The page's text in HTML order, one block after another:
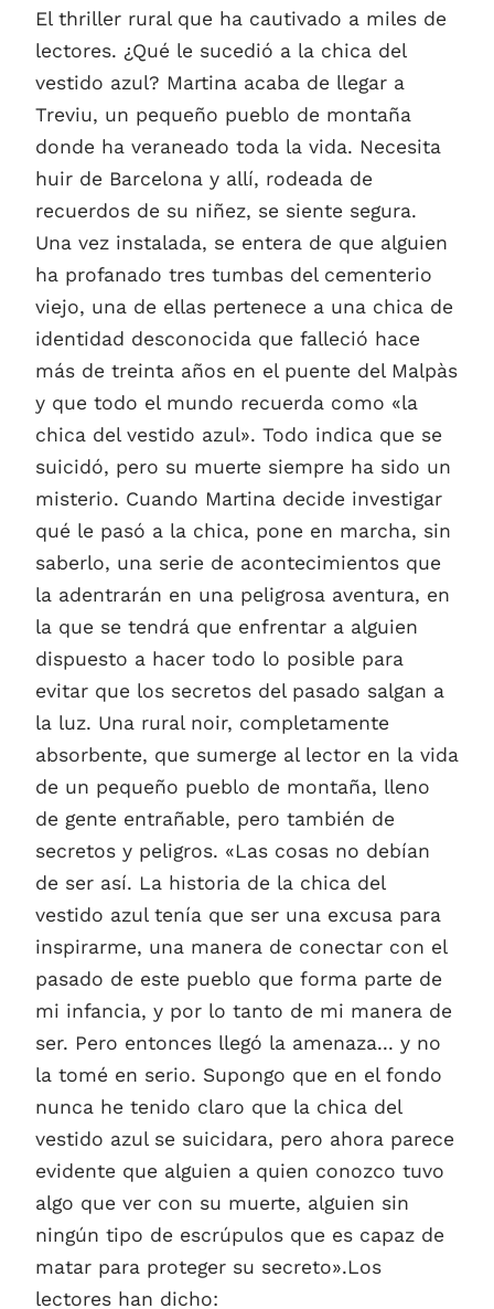
El thriller rural que ha cautivado a miles de
lectores. ¿Qué le sucedió a la chica del
vestido azul? Martina acaba de llegar a
Treviu, un pequeño pueblo de montaña
donde ha veraneado toda la vida. Necesita
huir de Barcelona y allí, rodeada de
recuerdos de su niñez, se siente segura.
Una vez instalada, se entera de que alguien
ha profanado tres tumbas del cementerio
viejo, una de ellas pertenece a una chica de
identidad desconocida que falleció hace
más de treinta años en el puente del Malpàs
y que todo el mundo recuerda como «la
chica del vestido azul». Todo indica que se
suicidó, pero su muerte siempre ha sido un
misterio. Cuando Martina decide investigar
qué le pasó a la chica, pone en marcha, sin
saberlo, una serie de acontecimientos que
la adentrarán en una peligrosa aventura, en
la que se tendrá que enfrentar a alguien
dispuesto a hacer todo lo posible para
evitar que los secretos del pasado salgan a
la luz. Una rural noir, completamente
absorbente, que sumerge al lector en la vida
de un pequeño pueblo de montaña, lleno
de gente entrañable, pero también de
secretos y peligros. «Las cosas no debían
de ser así. La historia de la chica del
vestido azul tenía que ser una excusa para
inspirarme, una manera de conectar con el
pasado de este pueblo que forma parte de
mi infancia, y por lo tanto de mi manera de
ser. Pero entonces llegó la amenaza... y no
la tomé en serio. Supongo que en el fondo
nunca he tenido claro que la chica del
vestido azul se suicidara, pero ahora parece
evidente que alguien a quien conozco tuvo
algo que ver con su muerte, alguien sin
ningún tipo de escrúpulos que es capaz de
matar para proteger su secreto».Los
lectores han dicho: